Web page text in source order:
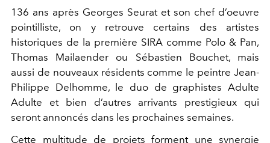
136 ans après Georges Seurat et son chef d’oeuvre
pointilliste, on y retrouve certains des artistes
historiques de la première SIRA comme Polo & Pan,
Thomas Mailaender ou Sébastien Bouchet, mais
aussi de nouveaux résidents comme le peintre Jean-
Philippe Delhomme, le duo de graphistes Adulte
Adulte et bien d’autres arrivants prestigieux qui
seront annoncés dans les prochaines semaines.
Cette multitude de projets forment une synergie